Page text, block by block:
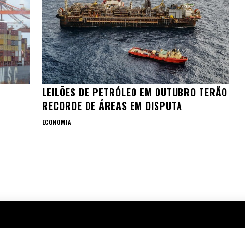
LEILÕES DE PETRÓLEO EM OUTUBRO TERÃO
RECORDE DE ÁREAS EM DISPUTA
ECONOMIA